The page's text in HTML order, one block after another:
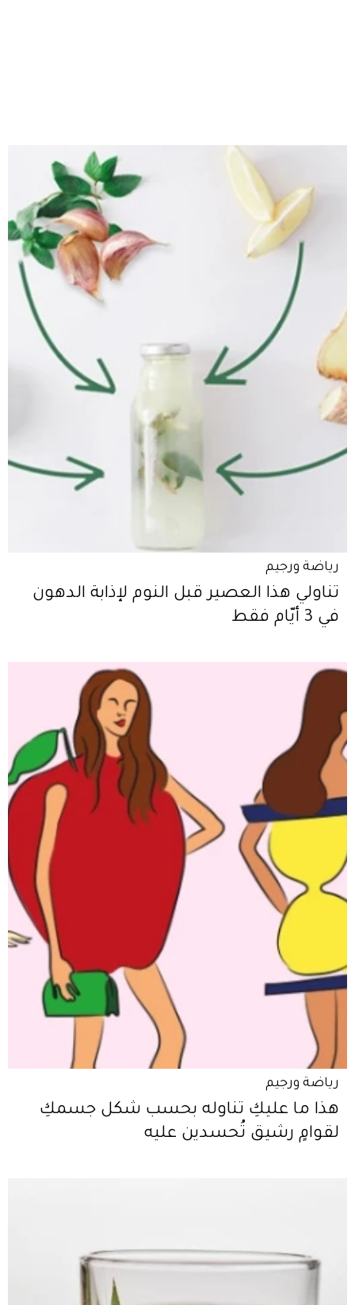
رياضة ورجيم
تناولي هذا العصير قبل النوم لإذابة الدهون
في 3 أيّام فقط
رياضة ورجيم
هذا ما عليكِ تناوله بحسب شكل جسمكِ
لقوامٍ رشيق تُحسدين عليه